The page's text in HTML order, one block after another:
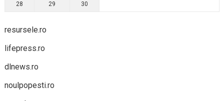
28 29 30
resursele.ro
lifepress.ro
dlnews.ro
noulpopesti.ro